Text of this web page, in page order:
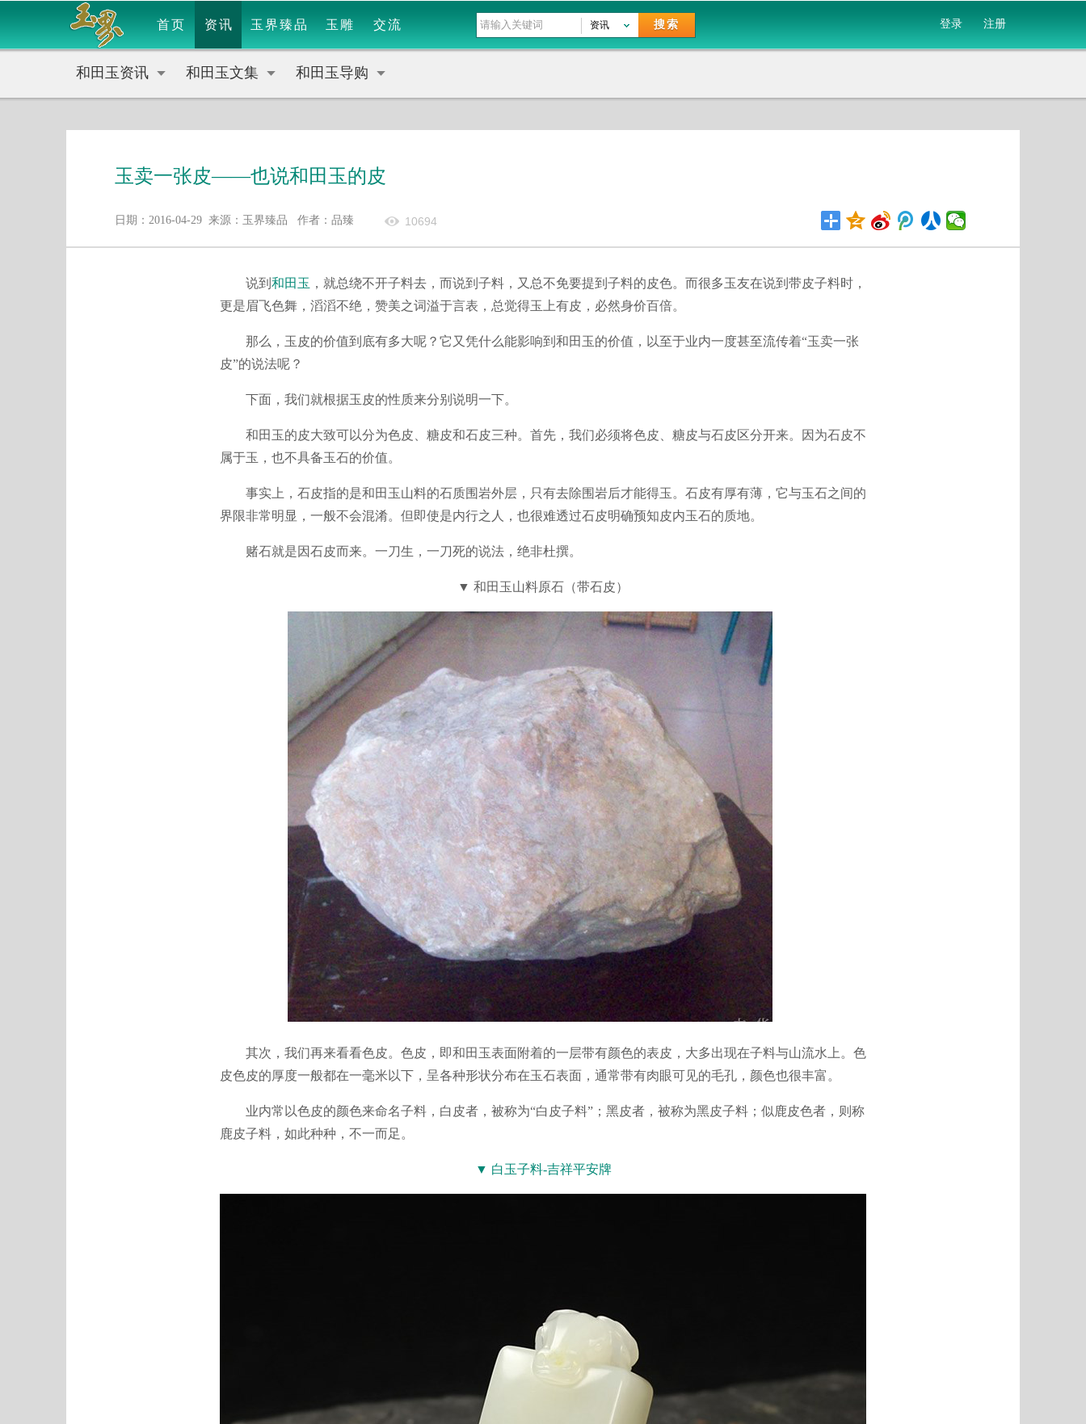
首页 资讯 玉界臻品 玉雕 交流 搜索
资讯 登录 注册
和田玉资讯 和田玉文集 和田玉导购
玉卖一张皮——也说和田玉的皮
日期：2016-04-29 来源：玉界臻品 作者：品臻 10694
说到 和田玉 ，就总绕不开子料去，而说到子料，又总不免要提到子料的皮色。而很多玉友在说到带皮子料时，
更是眉飞色舞，滔滔不绝，赞美之词溢于言表，总觉得玉上有皮，必然身价百倍。
那么，玉皮的价值到底有多大呢？它又凭什么能影响到和田玉的价值，以至于业内一度甚至流传着“玉卖一张
皮”的说法呢？
下面，我们就根据玉皮的性质来分别说明一下。
和田玉的皮大致可以分为色皮、糖皮和石皮三种。首先，我们必须将色皮、糖皮与石皮区分开来。因为石皮不
属于玉，也不具备玉石的价值。
事实上，石皮指的是和田玉山料的石质围岩外层，只有去除围岩后才能得玉。石皮有厚有薄，它与玉石之间的
界限非常明显，一般不会混淆。但即使是内行之人，也很难透过石皮明确预知皮内玉石的质地。
赌石就是因石皮而来。一刀生，一刀死的说法，绝非杜撰。
▼ 和田玉山料原石（带石皮）
其次，我们再来看看色皮。色皮，即和田玉表面附着的一层带有颜色的表皮，大多出现在子料与山流水上。色
皮色皮的厚度一般都在一毫米以下，呈各种形状分布在玉石表面，通常带有肉眼可见的毛孔，颜色也很丰富。
业内常以色皮的颜色来命名子料，白皮者，被称为“白皮子料”；黑皮者，被称为黑皮子料；似鹿皮色者，则称
鹿皮子料，如此种种，不一而足。
▼ 白玉子料-吉祥平安牌